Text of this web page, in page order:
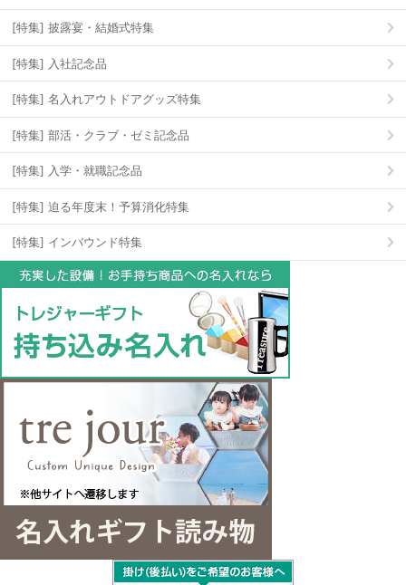
[特集] 披露宴・結婚式特集
[特集] 入社記念品
[特集] 名入れアウトドアグッズ特集
[特集] 部活・クラブ・ゼミ記念品
[特集] 入学・就職記念品
[特集] 迫る年度末！予算消化特集
[特集] インバウンド特集